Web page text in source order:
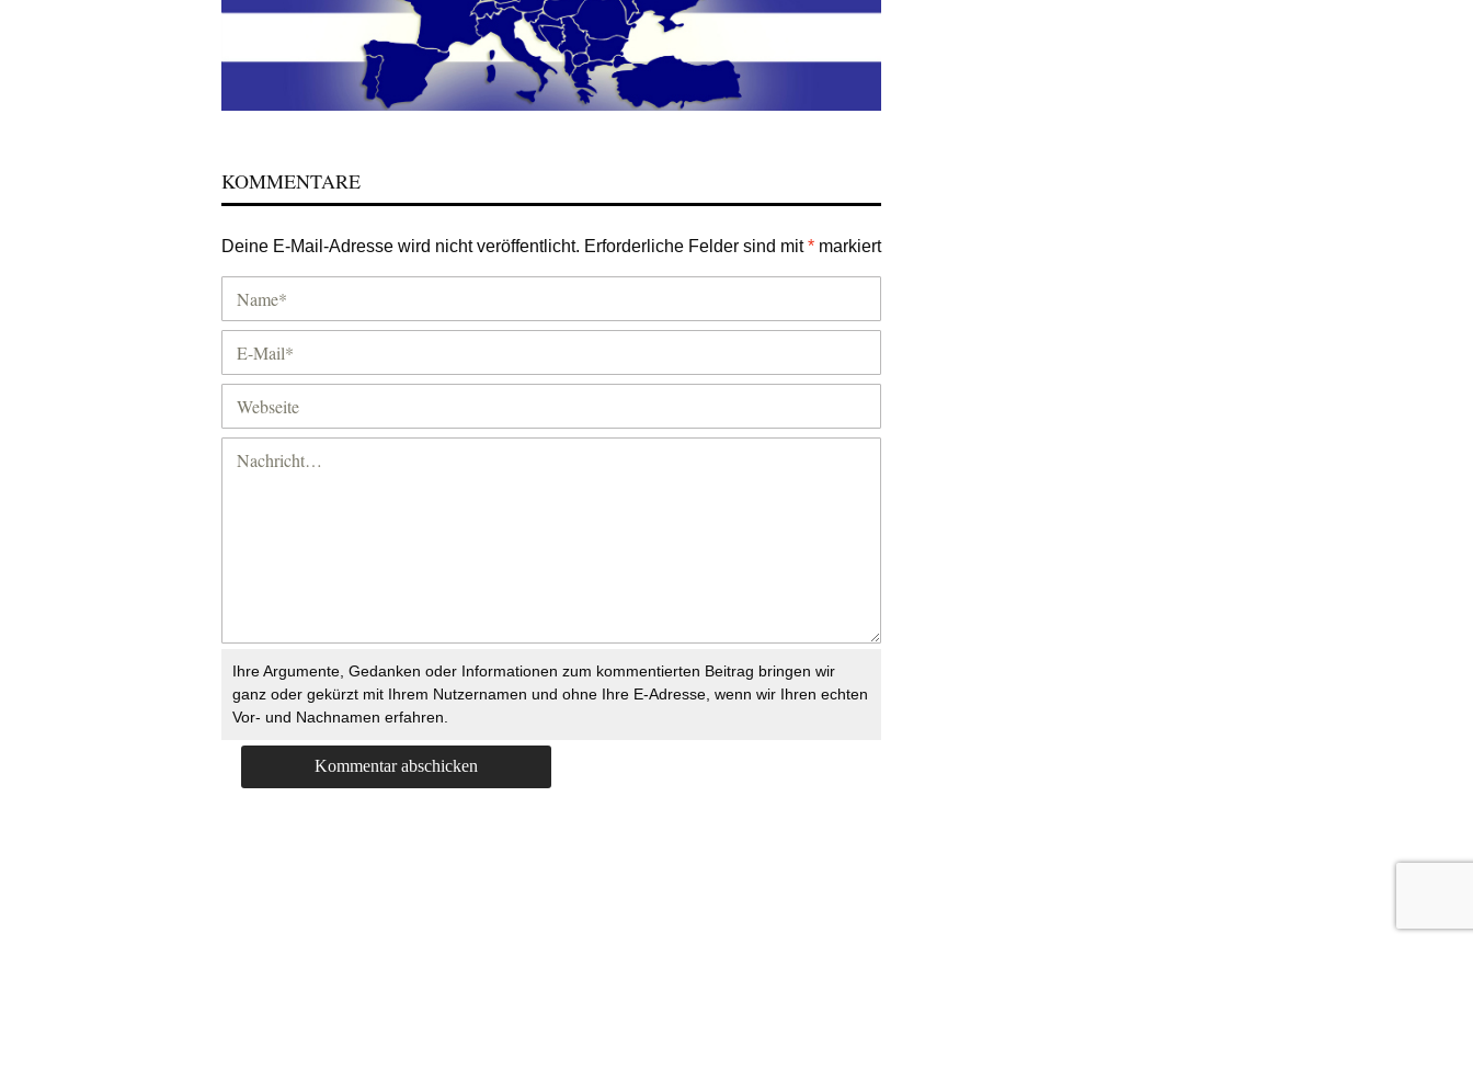
KOMMENTARE
Deine E-Mail-Adresse wird nicht veröffentlicht. Erforderliche Felder sind mit* markiert
Ihre Argumente, Gedanken oder Informationen zum kommentierten Beitrag bringen wir
ganz oder gekürzt mit Ihrem Nutzernamen und ohne Ihre E-Adresse, wenn wir Ihren echten
Vor- und Nachnamen erfahren.